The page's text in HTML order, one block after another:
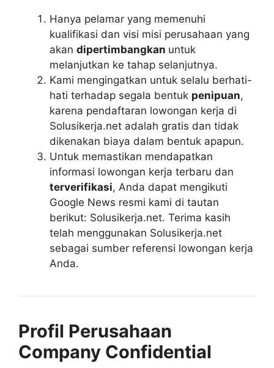
Hanya pelamar yang memenuhi
kualifikasi dan visi misi perusahaan yang
akan dipertimbangkan untuk
melanjutkan ke tahap selanjutnya.
Kami mengingatkan untuk selalu berhati-
hati terhadap segala bentuk penipuan,
karena pendaftaran lowongan kerja di
Solusikerja.net adalah gratis dan tidak
dikenakan biaya dalam bentuk apapun.
Untuk memastikan mendapatkan
informasi lowongan kerja terbaru dan
terverifikasi, Anda dapat mengikuti
Google News resmi kami di tautan
berikut: Solusikerja.net. Terima kasih
telah menggunakan Solusikerja.net
sebagai sumber referensi lowongan kerja
Anda.
Profil Perusahaan
Company Confidential